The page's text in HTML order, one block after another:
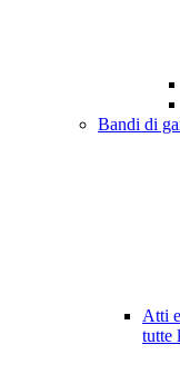
Bandi di
Atti
tutte